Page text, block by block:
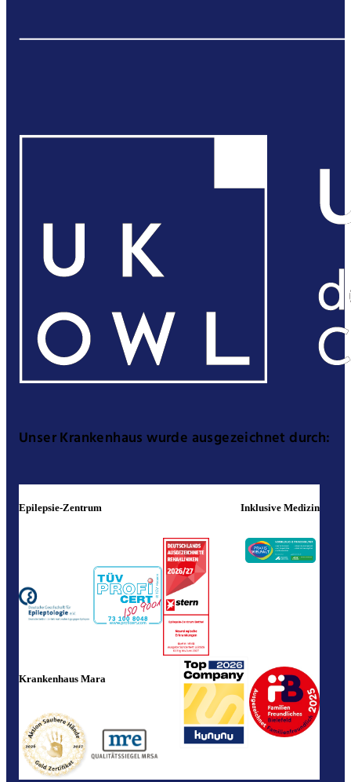
Unser Krankenhaus wurde ausgezeichnet durch:
Epilepsie-Zentrum Inklusive Medizin
Krankenhaus Mara